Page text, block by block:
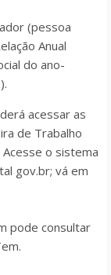
(pessoa
Anual
do ano-
acessar as
de Trabalho
o sistema
gov.br; vá em
pode consultar